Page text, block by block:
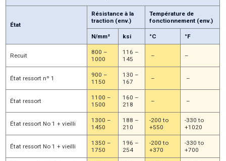
État
Résistance à la
traction (env.)
Température de
fonctionnement (env.)
N/mm² ksi °C °F
Recuit
800 –
1000
116 –
145
– –
État ressort nº 1
900 –
1150
130 –
167
– –
État ressort
1100 –
1500
160 –
218
– –
État ressort No 1 + vieilli
1300 –
1450
188 –
210
-200 to
+550
-330 to
+1020
État ressort No 1 + vieilli
1350 –
1750
196 –
254
-200 to
+370
-330 to
+700